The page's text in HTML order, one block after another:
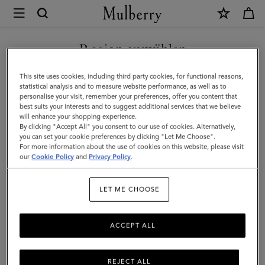
Mulberry
Farringdon
Kartenetui
|
Feine,
strukturierte
Narbung
in
Region auswählen
Sie befinden sich auf unserer Seite für Österreich, aber wir
haben festgestellt, dass Sie hier sind: Vereinigte Staaten.
SEITE FÜR VEREINIGTE
STAATEN BESUCHEN
AUF FOLGENDER WEBSEITE
FORTFAHREN: ÖSTERREICH
This site uses cookies, including third party cookies, for functional reasons,
statistical analysis and to measure website performance, as well as to
personalise your visit, remember your preferences, offer you content that
best suits your interests and to suggest additional services that we believe
will enhance your shopping experience.
By clicking "Accept All" you consent to our use of cookies. Alternatively,
you can set your cookie preferences by clicking "Let Me Choose".
For more information about the use of cookies on this website, please visit
ourCookie Policy and Privacy Policy.
LET ME CHOOSE
REJECT ALL
ACCEPT ALL